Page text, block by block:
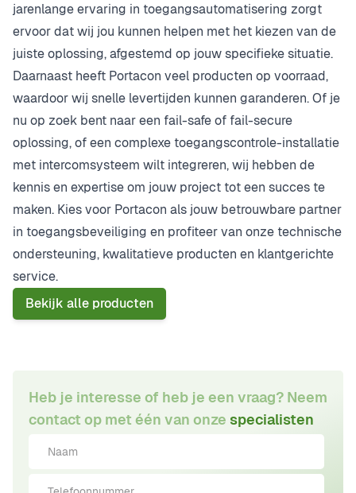
jarenlange ervaring in toegangsautomatisering zorgt
ervoor dat wij jou kunnen helpen met het kiezen van de
juiste oplossing, afgestemd op jouw specifieke situatie.
Daarnaast heeft Portacon veel producten op voorraad,
waardoor wij snelle levertijden kunnen garanderen. Of je
nu op zoek bent naar een fail-safe of fail-secure
oplossing, of een complexe toegangscontrole-installatie
met intercomsysteem wilt integreren, wij hebben de
kennis en expertise om jouw project tot een succes te
maken. Kies voor Portacon als jouw betrouwbare partner
in toegangsbeveiliging en profiteer van onze technische
ondersteuning, kwalitatieve producten en klantgerichte
service.
Bekijk alle producten
Heb je interesse of heb je een vraag? Neem
contact op met één van onze specialisten